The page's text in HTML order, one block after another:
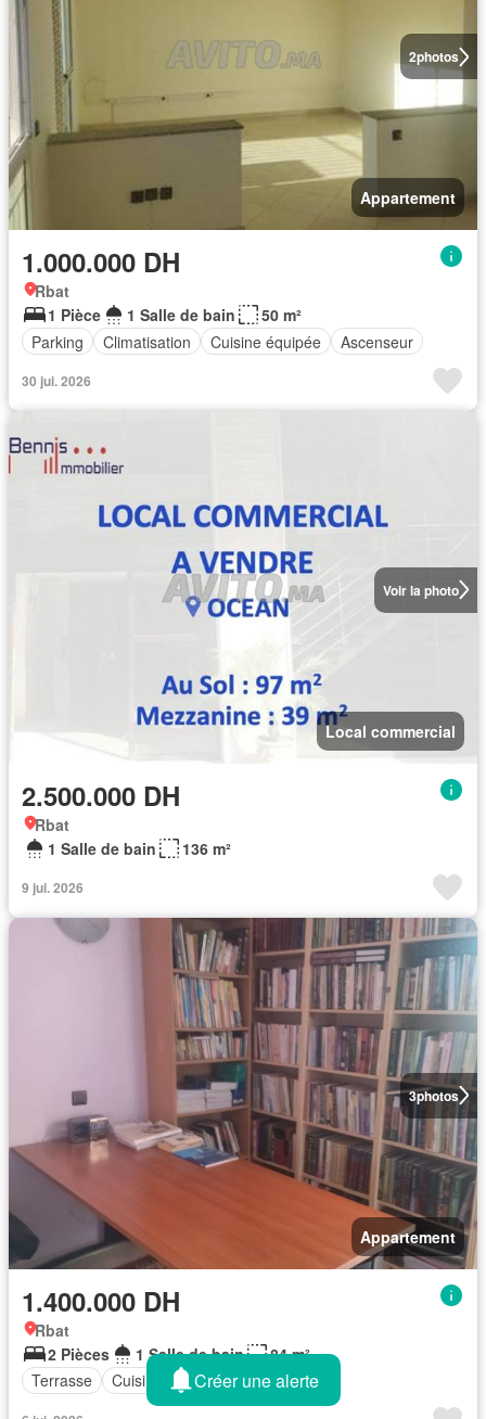
2photos
Appartement
1.000.000 DH
Rbat
1 Pièce
1 Salle de bain
50 m²
Parking
Climatisation Cuisine équipée Ascenseur
30 jui. 2026
Voir la photo
Local commercial
2.500.000 DH
Rbat
1 Salle de bain
136 m²
9 jui. 2026
3photos
Appartement
1.400.000 DH
Rbat
2 Pièces
1 Salle de bain
84 m²
Terrasse
Cuisine équipée Drying area
Créer une alerte